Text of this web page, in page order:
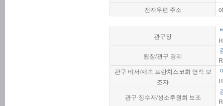
전자우편 주소
관구장
원장/관구 경리
관구 비서/재속 프란치스코회 영적 보
조자
관구 징수자/성소후원회 보조